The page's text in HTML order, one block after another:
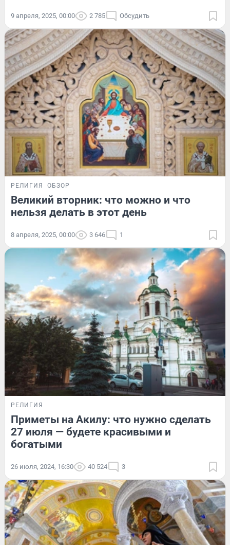
9 апреля, 2025, 00:00 2 785 Обсудить
РЕЛИГИЯ ОБЗОР
Великий вторник: что можно и что
нельзя делать в этот день
8 апреля, 2025, 00:00 3 646 1
РЕЛИГИЯ
Приметы на Акилу: что нужно сделать
27 июля — будете красивыми и
богатыми
26 июля, 2024, 16:30 40 524 3